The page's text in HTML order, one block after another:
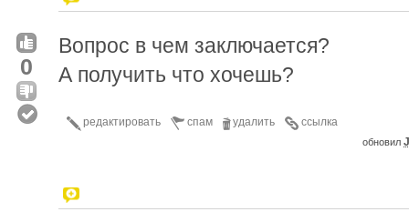
0
Вопрос в чем заключается?
А получить что хочешь?
ссылка
удалить
спам
редактировать
обновил